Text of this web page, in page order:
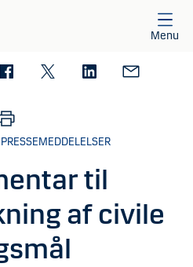
Menu
til
af civile